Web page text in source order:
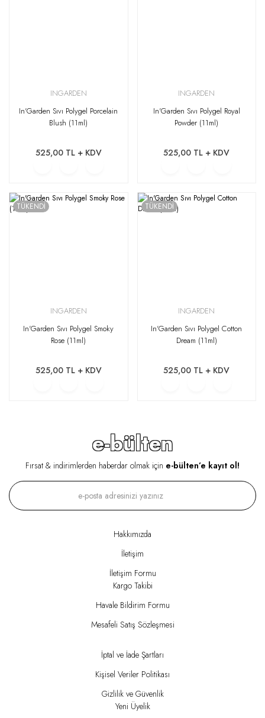
INGARDEN
In'Garden Sıvı Polygel Porcelain
Blush (11ml)
525,00 TL + KDV
INGARDEN
In'Garden Sıvı Polygel Royal
Powder (11ml)
525,00 TL + KDV
TÜKENDİ
INGARDEN
In'Garden Sıvı Polygel Smoky
Rose (11ml)
525,00 TL + KDV
TÜKENDİ
INGARDEN
In'Garden Sıvı Polygel Cotton
Dream (11ml)
525,00 TL + KDV
e-bülten
Fırsat & indirimlerden haberdar olmak için e-bülten’e kayıt ol!
Hakkımızda
İletişim
İletişim Formu
Kargo Takibi
Havale Bildirim Formu
Mesafeli Satış Sözleşmesi
İptal ve İade Şartları
Kişisel Veriler Politikası
Gizlilik ve Güvenlik
Yeni Üyelik